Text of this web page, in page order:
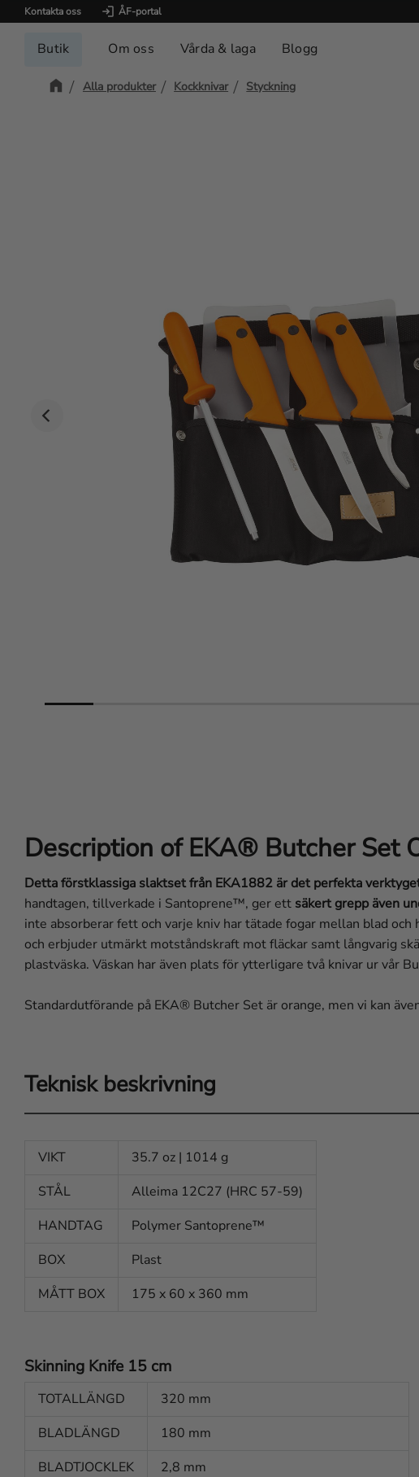
Kontakta oss ÅF-portal
Butik Om oss Vårda & laga Blogg
Alla produkter Kockknivar Styckning
Description of EKA® Butcher Set
Detta förstklassiga slaktset från EKA1882 är det perfekta
handtagen, tillverkade i Santoprene™, ger ett säkert grepp även
inte absorberar fett och varje kniv har tätade fogar mellan blad
och erbjuder utmärkt motståndskraft mot fläckar samt långvarig
plastväska. Väskan har även plats för ytterligare två knivar ur vår
Standardutförande på EKA® Butcher Set är orange, men vi kan
Teknisk beskrivning
VIKT
35.7 oz | 1014 g
STÅL
Alleima 12C27 (HRC 57-59)
HANDTAG
Polymer Santoprene™
BOX
Plast
MÅTT BOX
175 x 60 x 360 mm
Skinning Knife 15 cm
TOTALLÄNGD
320 mm
BLADLÄNGD
180 mm
BLADTJOCKLEK
2,8 mm